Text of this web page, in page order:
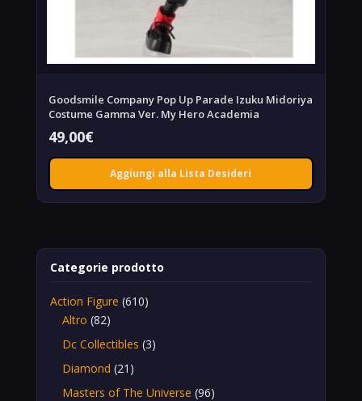
Goodsmile Company Pop Up Parade Izuku Midoriya
Costume Gamma Ver. My Hero Academia
49,00€
Aggiungi alla Lista Desideri
Categorie prodotto
Action Figure (610)
Altro (82)
Dc Collectibles (3)
Diamond (21)
Masters of The Universe (96)